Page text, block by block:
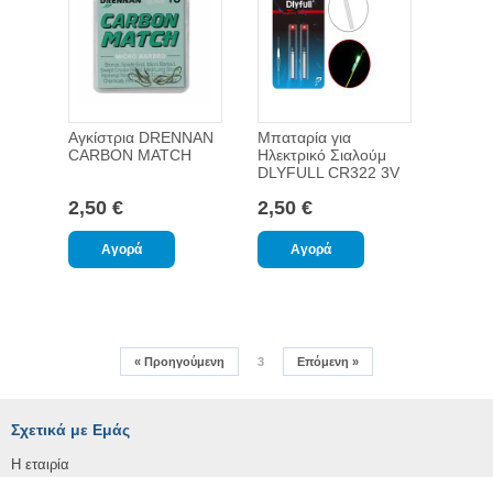
2,50 €
Αγκίστρια DRENNAN
CARBON MATCH
2,50 €
Μπαταρία για
Ηλεκτρικό Σιαλούμ
DLYFULL CR322 3V
« Προηγούμενη 3 Επόμενη »
Σχετικά με Εμάς
Η εταιρία